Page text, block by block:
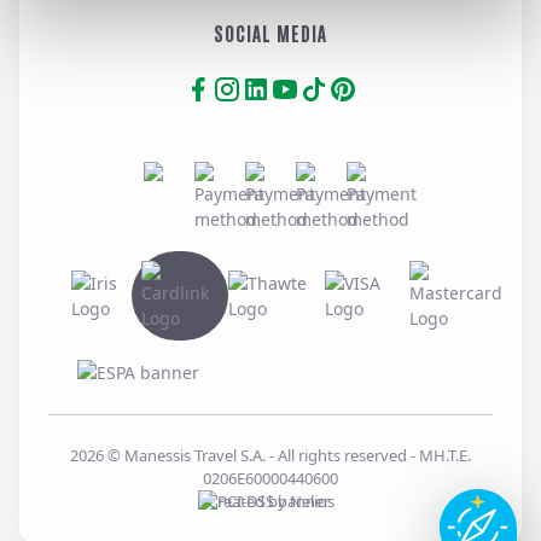
SOCIAL MEDIA
2026© Manessis Travel S.A. - All rights reserved - MH.T.E.
0206E60000440600
Created byNelios